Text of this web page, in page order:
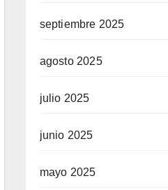
septiembre 2025
agosto 2025
julio 2025
junio 2025
mayo 2025